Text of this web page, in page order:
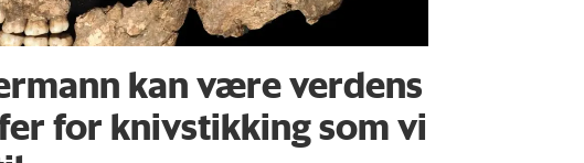
kan være verdens
for knivstikking som vi